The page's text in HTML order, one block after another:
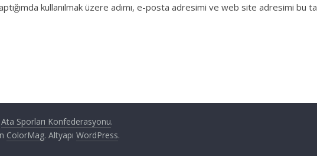
kullanılmak üzere adımı, e-posta adresimi ve web site adresimi bu
Ata Sporları Konfederasyonu.
ColorMag. Altyapı WordPress.